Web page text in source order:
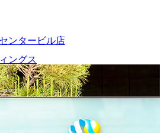
ンタービル店
ングス